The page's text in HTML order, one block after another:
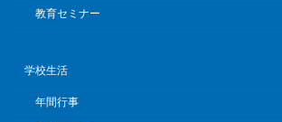
教育セミナー
学校生活
年間行事